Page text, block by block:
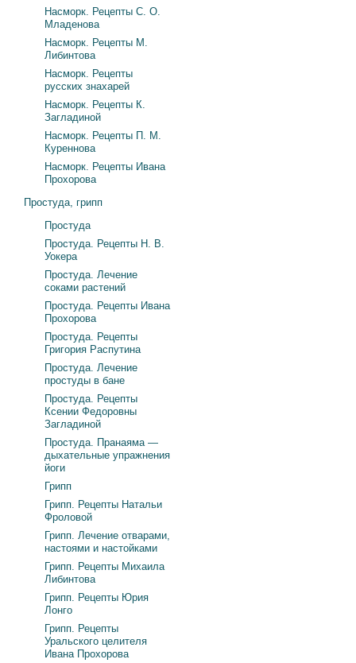
Насморк. Рецепты С. О.
Младенова
Насморк. Рецепты М.
Либинтова
Насморк. Рецепты
русских знахарей
Насморк. Рецепты К.
Загладиной
Насморк. Рецепты П. М.
Куреннова
Насморк. Рецепты Ивана
Прохорова
Простуда, грипп
Простуда
Простуда. Рецепты Н. В.
Уокера
Простуда. Лечение
соками растений
Простуда. Рецепты Ивана
Прохорова
Простуда. Рецепты
Григория Распутина
Простуда. Лечение
простуды в бане
Простуда. Рецепты
Ксении Федоровны
Загладиной
Простуда. Пранаяма —
дыхательные упражнения
йоги
Грипп
Грипп. Рецепты Натальи
Фроловой
Грипп. Лечение отварами,
настоями и настойками
Грипп. Рецепты Михаила
Либинтова
Грипп. Рецепты Юрия
Лонго
Грипп. Рецепты
Уральского целителя
Ивана Прохорова